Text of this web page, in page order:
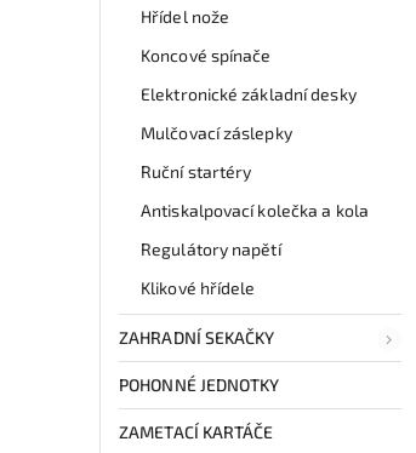
Hřídel nože
Koncové spínače
Elektronické základní desky
Mulčovací záslepky
Ruční startéry
Antiskalpovací kolečka a kola
Regulátory napětí
Klikové hřídele
ZAHRADNÍ SEKAČKY
POHONNÉ JEDNOTKY
ZAMETACÍ KARTÁČE